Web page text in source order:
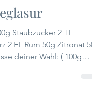
Lebkuchen mit
Staubzucker 2 TL
2 EL Rum 50g Zitronat